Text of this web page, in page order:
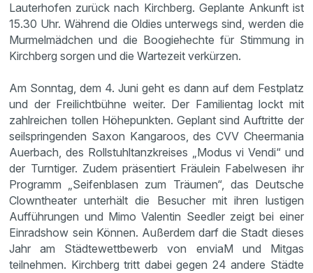
Lauterhofen zurück nach Kirchberg. Geplante Ankunft ist
15.30 Uhr. Während die Oldies unterwegs sind, werden die
Murmelmädchen und die Boogiehechte für Stimmung in
Kirchberg sorgen und die Wartezeit verkürzen.
Am Sonntag, dem 4. Juni geht es dann auf dem Festplatz
und der Freilichtbühne weiter. Der Familientag lockt mit
zahlreichen tollen Höhepunkten. Geplant sind Auftritte der
seilspringenden Saxon Kangaroos, des CVV Cheermania
Auerbach, des Rollstuhltanzkreises „Modus vi Vendi“ und
der Turntiger. Zudem präsentiert Fräulein Fabelwesen ihr
Programm „Seifenblasen zum Träumen“, das Deutsche
Clowntheater unterhält die Besucher mit ihren lustigen
Aufführungen und Mimo Valentin Seedler zeigt bei einer
Einradshow sein Können. Außerdem darf die Stadt dieses
Jahr am Städtewettbewerb von enviaM und Mitgas
teilnehmen. Kirchberg tritt dabei gegen 24 andere Städte